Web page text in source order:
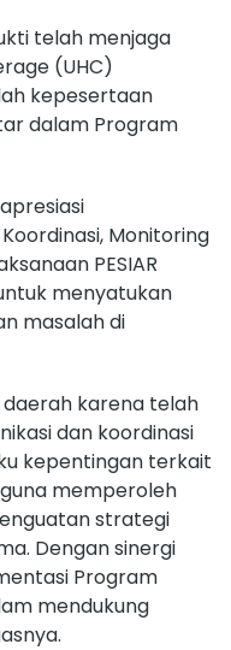
telah menjaga
(UHC)
kepesertaan
dalam Program
Monitoring
PESIAR
menyatukan
masalah di
karena telah
dan koordinasi
kepentingan terkait
guna memperoleh
strategi
Dengan sinergi
Program
mendukung